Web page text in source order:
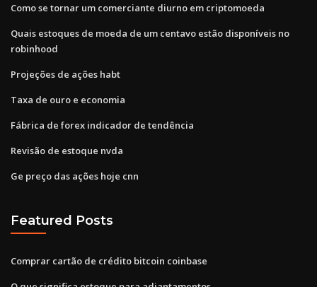
Como se tornar um comerciante diurno em criptomoeda
Quais estoques de moeda de um centavo estão disponíveis no
robinhood
Projeções de ações habt
Taxa de ouro e economia
Fábrica de forex indicador de tendência
Revisão de estoque nvda
Ge preço das ações hoje cnn
Featured Posts
Comprar cartão de crédito bitcoin coinbase